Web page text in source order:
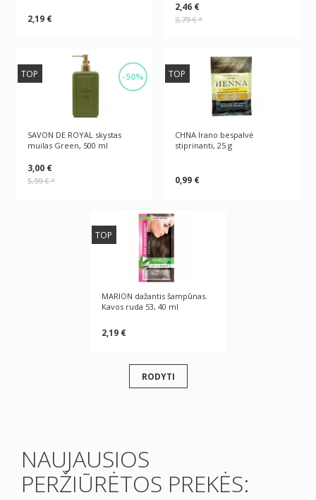
2,19 €
2,46 €
3,79 €*
-50%
TOP
SAVON DE ROYAL skystas
muilas Green, 500 ml
3,00 €
5,99 €*
TOP
CHNA Irano bespalvė
stiprinanti, 25 g
0,99 €
TOP
MARION dažantis šampūnas.
Kavos ruda 53, 40 ml
2,19 €
RODYTI
NAUJAUSIOS
PERŽIŪRĖTOS PREKĖS: